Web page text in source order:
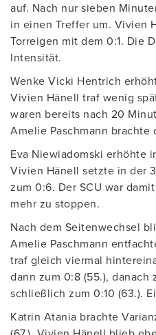
auf. Nach nur sieben
in einen Treffer um. Vivien
Torreigen mit dem 0:1. Die
Intensität.
Wenke Vicki Hentrich
Vivien Hänell traf wenig
waren bereits nach 20
Amelie Paschmann brachte
Eva Niewiadomski erhöhte
Vivien Hänell setzte in der
zum 0:6. Der SCU war
mehr zu stoppen.
Nach dem Seitenwechsel
Amelie Paschmann
traf gleich viermal
dann zum 0:8 (55.), danach
schließlich zum 0:10 (63.).
Katrin Atania brachte